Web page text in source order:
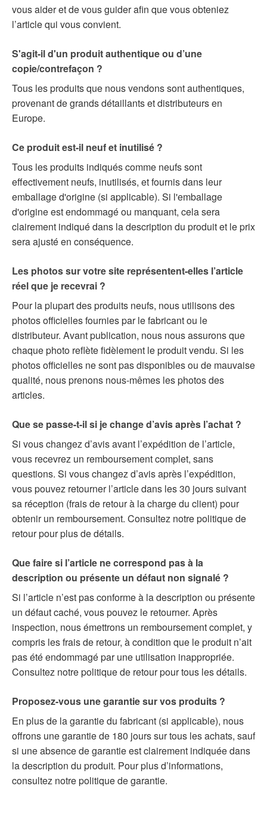
vous aider et de vous guider afin que vous obteniez
l’article qui vous convient.
S'agit-il d'un produit authentique ou d’une
copie/contrefaçon ?
Tous les produits que nous vendons sont authentiques,
provenant de grands détaillants et distributeurs en
Europe.
Ce produit est-il neuf et inutilisé ?
Tous les produits indiqués comme neufs sont
effectivement neufs, inutilisés, et fournis dans leur
emballage d'origine (si applicable). Si l'emballage
d'origine est endommagé ou manquant, cela sera
clairement indiqué dans la description du produit et le prix
sera ajusté en conséquence.
Les photos sur votre site représentent-elles l’article
réel que je recevrai ?
Pour la plupart des produits neufs, nous utilisons des
photos officielles fournies par le fabricant ou le
distributeur. Avant publication, nous nous assurons que
chaque photo reflète fidèlement le produit vendu. Si les
photos officielles ne sont pas disponibles ou de mauvaise
qualité, nous prenons nous-mêmes les photos des
articles.
Que se passe-t-il si je change d’avis après l’achat ?
Si vous changez d’avis avant l’expédition de l’article,
vous recevrez un remboursement complet, sans
questions. Si vous changez d’avis après l’expédition,
vous pouvez retourner l’article dans les 30 jours suivant
sa réception (frais de retour à la charge du client) pour
obtenir un remboursement. Consultez notre politique de
retour pour plus de détails.
Que faire si l’article ne correspond pas à la
description ou présente un défaut non signalé ?
Si l’article n’est pas conforme à la description ou présente
un défaut caché, vous pouvez le retourner. Après
inspection, nous émettrons un remboursement complet, y
compris les frais de retour, à condition que le produit n’ait
pas été endommagé par une utilisation inappropriée.
Consultez notre politique de retour pour tous les détails.
Proposez-vous une garantie sur vos produits ?
En plus de la garantie du fabricant (si applicable), nous
offrons une garantie de 180 jours sur tous les achats, sauf
si une absence de garantie est clairement indiquée dans
la description du produit. Pour plus d’informations,
consultez notre politique de garantie.